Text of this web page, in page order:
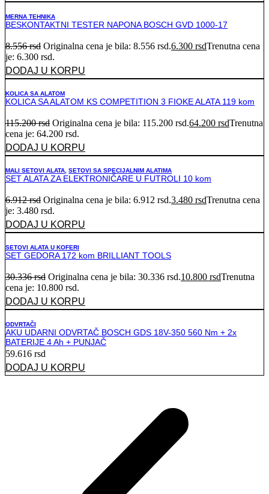
MERNA TEHNIKA
BESKONTAKTNI TESTER NAPONA BOSCH GVD 1000-17
8.556rsd Originalna cena je bila: 8.556 rsd.6.300 rsdTrenutna cena
je: 6.300 rsd.
DODAJ U KORPU
KOLICA SA ALATOM
KOLICA SA ALATOM KS COMPETITION 3 FIOKE ALATA 119 kom
115.200rsd Originalna cena je bila: 115.200 rsd.64.200 rsdTrenutna
cena je: 64.200 rsd.
DODAJ U KORPU
MALI SETOVI ALATA SETOVI SA SPECIJALNIM ALATIMA
SET ALATA ZA ELEKTRONIČARE U FUTROLI 10 kom
6.912rsd Originalna cena je bila: 6.912 rsd.3.480 rsdTrenutna cena
je: 3.480 rsd.
DODAJ U KORPU
SETOVI ALATA U KOFERI
SET GEDORA 172 kom BRILLIANT TOOLS
30.336rsd Originalna cena je bila: 30.336 rsd.10.800 rsdTrenutna
cena je: 10.800 rsd.
DODAJ U KORPU
ODVRTAČI
AKU UDARNI ODVRTAČ BOSCH GDS 18V-350 560 Nm + 2x
BATERIJE 4 Ah + PUNJAČ
59.616 rsd
DODAJ U KORPU